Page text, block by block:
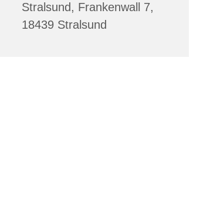
Stralsund, Frankenwall 7,
18439 Stralsund